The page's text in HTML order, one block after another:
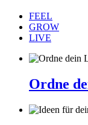
FEEL
GROW
LIVE
Ordne